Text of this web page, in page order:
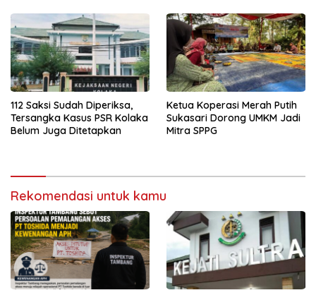
112 Saksi Sudah Diperiksa,
Tersangka Kasus PSR Kolaka
Belum Juga Ditetapkan
Ketua Koperasi Merah Putih
Sukasari Dorong UMKM Jadi
Mitra SPPG
Rekomendasi untuk kamu